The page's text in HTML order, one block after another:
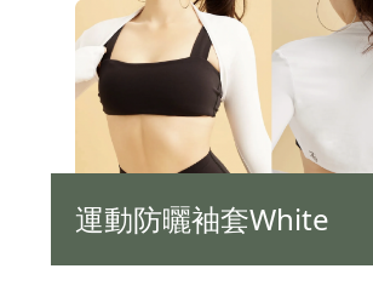
運動防曬袖套White